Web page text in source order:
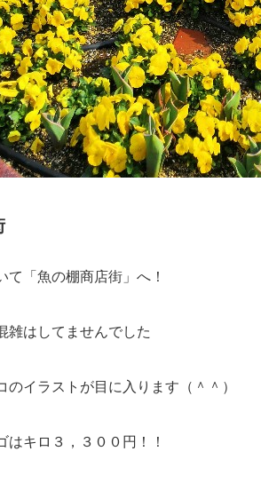
て「魚の棚商店街」へ！
雑はしてませんでした
のイラストが目に入ります（＾＾）
はキロ３，３００円！！